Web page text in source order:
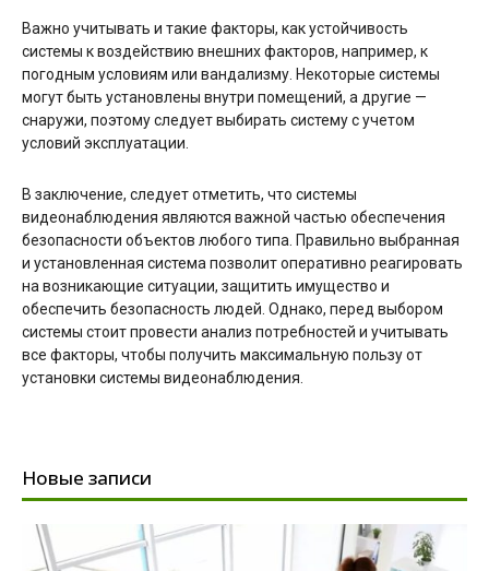
Важно учитывать и такие факторы, как устойчивость
системы к воздействию внешних факторов, например, к
погодным условиям или вандализму. Некоторые системы
могут быть установлены внутри помещений, а другие —
снаружи, поэтому следует выбирать систему с учетом
условий эксплуатации.
В заключение, следует отметить, что системы
видеонаблюдения являются важной частью обеспечения
безопасности объектов любого типа. Правильно выбранная
и установленная система позволит оперативно реагировать
на возникающие ситуации, защитить имущество и
обеспечить безопасность людей. Однако, перед выбором
системы стоит провести анализ потребностей и учитывать
все факторы, чтобы получить максимальную пользу от
установки системы видеонаблюдения.
Новые записи